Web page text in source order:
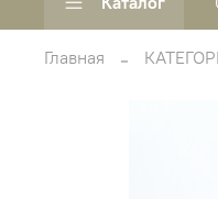
Главная